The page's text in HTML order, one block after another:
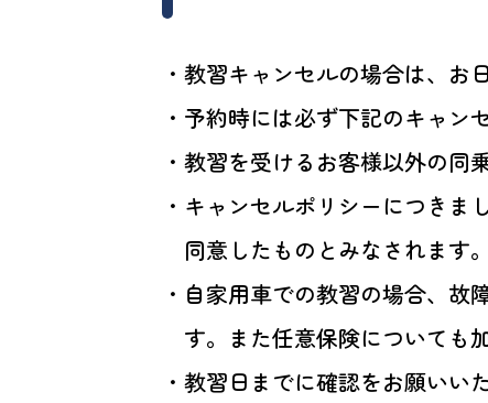
・教習キャンセルの場合は、
・予約時には必ず下記のキャン
・教習を受けるお客様以外の
・キャンセルポリシーにつき
同意したものとみなされます。
・自家用車での教習の場合、
す。また任意保険についても
・教習日までに確認をお願いい